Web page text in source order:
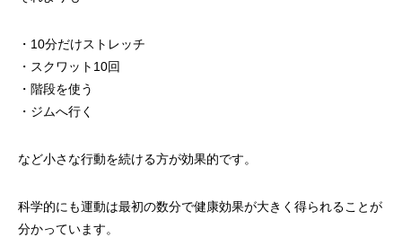
・10分だけストレッチ
・スクワット10回
・階段を使う
・ジムへ行く
など小さな行動を続ける方が効果的です。
科学的にも運動は最初の数分で健康効果が大きく得られることが
分かっています。